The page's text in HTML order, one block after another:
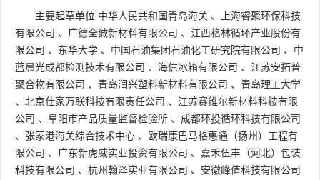
主要起草单位 中华人民共和国青岛海关 、
上海睿聚环保科技
有限公司 、 广德全诚新材料有限公司 、 江西格林循环产业股份有
限公司 、 东华大学 、 中国石油集团石油化工研究院有限公司 、 中
蓝晨光成都检测技术有限公司 、 海信冰箱有限公司 、 江苏安拓普
聚合物有限公司 、 青岛润兴塑料新材料有限公司 、 青岛理工大学
、 北京仕家万联科技有限责任公司 、 江苏赛维尔新材料科技有限
公司 、 阜阳市产品质量监督检验所 、 成都环投循环科技有限公司
、 张家港海关综合技术中心 、
欧瑞康巴马格惠通（扬州）工程有
限公司 、 广东新虎威实业投资有限公司 、 嘉禾伍丰（河北）包装
科技有限公司 、 杭州翰泽实业有限公司 、 安徽峰值科技有限公司